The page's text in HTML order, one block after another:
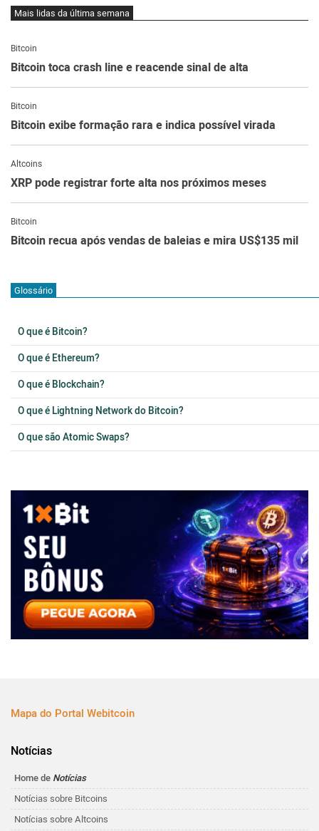
Mais lidas da última semana
Bitcoin
Bitcoin toca crash line e reacende sinal de alta
Bitcoin
Bitcoin exibe formação rara e indica possível virada
Altcoins
XRP pode registrar forte alta nos próximos meses
Bitcoin
Bitcoin recua após vendas de baleias e mira US$135 mil
Glossário
O que é Bitcoin?
O que é Ethereum?
O que é Blockchain?
O que é Lightning Network do Bitcoin?
O que são Atomic Swaps?
Mapa do Portal Webitcoin
Notícias
Home de Notícias
Notícias sobre Bitcoins
Notícias sobre Altcoins